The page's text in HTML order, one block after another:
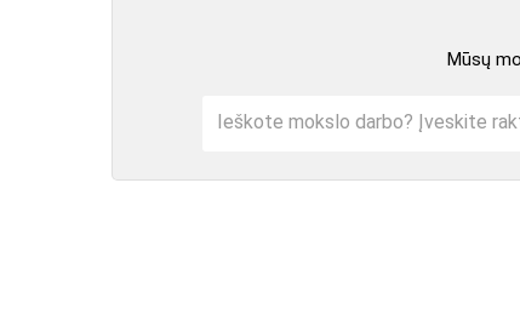
Mūsų